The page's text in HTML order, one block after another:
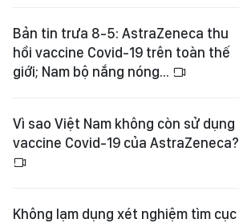
Bản tin trưa 8-5: AstraZeneca thu
hồi vaccine Covid-19 trên toàn thế
giới; Nam bộ nắng nóng...
Vì sao Việt Nam không còn sử dụng
vaccine Covid-19 của AstraZeneca?
Không lạm dụng xét nghiệm tìm cục